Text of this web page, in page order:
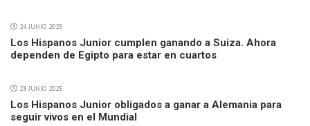
24 JUNIO 2025
Los Hispanos Junior cumplen ganando a Suiza. Ahora
dependen de Egipto para estar en cuartos
23 JUNIO 2025
Los Hispanos Junior obligados a ganar a Alemania para
seguir vivos en el Mundial